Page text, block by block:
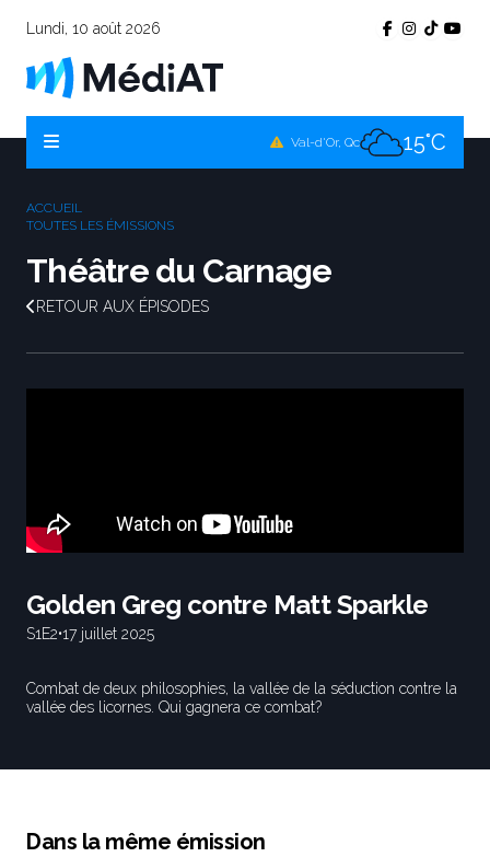
Lundi, 10 août 2026
Val-d'Or, Qc 15°C
ACCUEIL
TOUTES LES ÉMISSIONS
Théâtre du Carnage
RETOUR AUX ÉPISODES
Golden Greg contre Matt Sparkle
S1 E2•17 juillet 2025
Combat de deux philosophies, la vallée de la séduction contre la
vallée des licornes. Qui gagnera ce combat?
Dans la même émission